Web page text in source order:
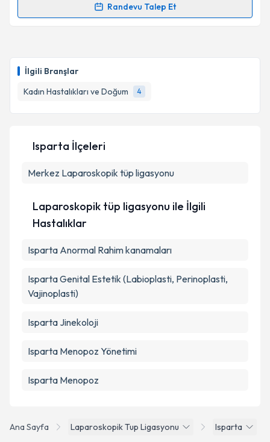
İlgili Branşlar
Kadın Hastalıkları ve Doğum
4
Kişisel verilerimin işlenmesine ilişkin
Metni'ni okudum ve kişisel verilerimin belirtilen
Randevu Talep Et
Randevu Takvimi Talebi
takvim hazırlandığında e-posta ile bilgilendireceğiz.
Metni'ni okudum ve kişisel verilerimin belirtilen
Ana Sayfa Laparoskopik Tup Ligasyonu Isparta
Isparta İlçeleri
Merkez Laparoskopik tüp ligasyonu
Laparoskopik tüp ligasyonu ile İlgili
Hastalıklar
Isparta Anormal Rahim kanamaları
Isparta Genital Estetik (Labioplasti, Perinoplasti,
Vajinoplasti)
Isparta Jinekoloji
Isparta Menopoz Yönetimi
Isparta Menopoz